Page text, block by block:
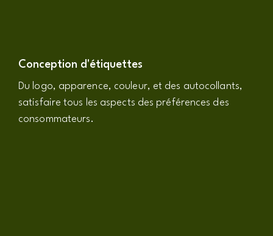
Conception d'étiquettes
Du logo, apparence, couleur, et des autocollants,
satisfaire tous les aspects des préférences des
consommateurs.